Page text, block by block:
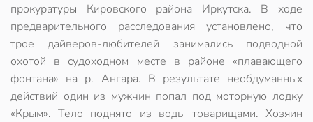
прокуратуры Кировского района Иркутска. В ходе
предварительного расследования установлено, что
трое дайверов-любителей занимались подводной
охотой в судоходном месте в районе «плавающего
фонтана» на р. Ангара. В результате необдуманных
действий один из мужчин попал под моторную лодку
«Крым». Тело поднято из воды товарищами. Хозяин